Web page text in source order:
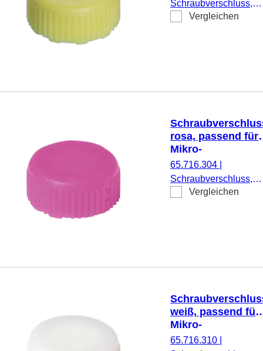
Schraubverschluss,
gelb, passend für
Vergleichen
rosa, passend für
Mikro-
Schraubröhren
65.716.304
Schraubverschluss,
rosa, passend für
Vergleichen
weiß, passend für
Mikro-
Schraubröhren
65.716.310